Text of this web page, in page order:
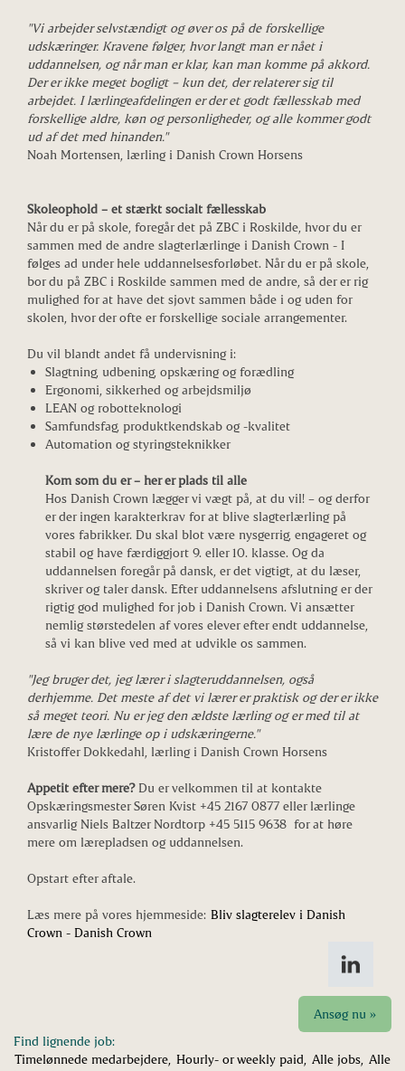
"Vi arbejder selvstændigt og øver os på de forskellige
udskæringer. Kravene følger, hvor langt man er nået i
uddannelsen, og når man er klar, kan man komme på akkord.
Der er ikke meget bogligt – kun det, der relaterer sig til
arbejdet. I lærlingeafdelingen er der et godt fællesskab med
forskellige aldre, køn og personligheder, og alle kommer godt
ud af det med hinanden."
Noah Mortensen, lærling i Danish Crown Horsens
Skoleophold – et stærkt socialt fællesskab
Når du er på skole, foregår det på ZBC i Roskilde, hvor du er
sammen med de andre slagterlærlinge i Danish Crown - I
følges ad under hele uddannelsesforløbet. Når du er på skole,
bor du på ZBC i Roskilde sammen med de andre, så der er rig
mulighed for at have det sjovt sammen både i og uden for
skolen, hvor der ofte er forskellige sociale arrangementer.
Du vil blandt andet få undervisning i:
Slagtning, udbening, opskæring og forædling
Ergonomi, sikkerhed og arbejdsmiljø
LEAN og robotteknologi
Samfundsfag, produktkendskab og -kvalitet
Automation og styringsteknikker
Kom som du er – her er plads til alle
Hos Danish Crown lægger vi vægt på, at du vil! – og derfor
er der ingen karakterkrav for at blive slagterlærling på
vores fabrikker. Du skal blot være nysgerrig, engageret og
stabil og have færdiggjort 9. eller 10. klasse. Og da
uddannelsen foregår på dansk, er det vigtigt, at du læser,
skriver og taler dansk. Efter uddannelsens afslutning er der
rigtig god mulighed for job i Danish Crown. Vi ansætter
nemlig størstedelen af vores elever efter endt uddannelse,
så vi kan blive ved med at udvikle os sammen.
"Jeg bruger det, jeg lærer i slagteruddannelsen, også
derhjemme. Det meste af det vi lærer er praktisk og der er ikke
så meget teori. Nu er jeg den ældste lærling og er med til at
lære de nye lærlinge op i udskæringerne."
Kristoffer Dokkedahl, lærling i Danish Crown Horsens
Appetit efter mere?Du er velkommen til at kontakte
Opskæringsmester Søren Kvist +45 2167 0877 eller lærlinge
ansvarlig Niels Baltzer Nordtorp +45 5115 9638 for at høre
mere om lærepladsen og uddannelsen.
Opstart efter aftale.
Læs mere på vores hjemmeside: Bliv slagterelev i Danish
Crown - Danish Crown
Ansøg nu »
Find lignende job:
Timelønnede medarbejdere, Hourly- or weekly paid, Alle jobs, Alle